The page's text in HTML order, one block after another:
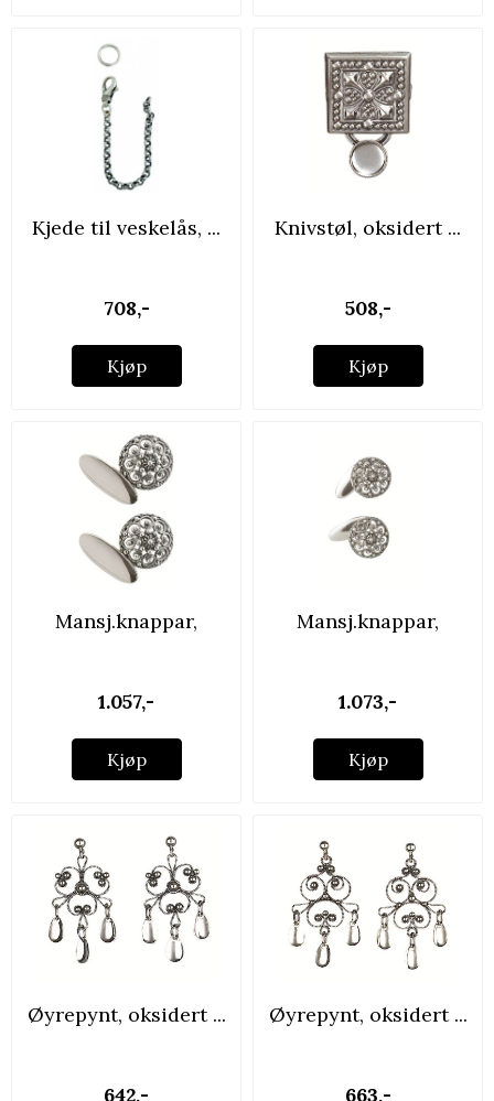
Kjede til veskelås, ...
708,-
Kjøp
Knivstøl, oksidert ...
508,-
Kjøp
Mansj.knappar,
1.057,-
Kjøp
Mansj.knappar,
1.073,-
Kjøp
Øyrepynt, oksidert ...
642,-
Øyrepynt, oksidert ...
663,-